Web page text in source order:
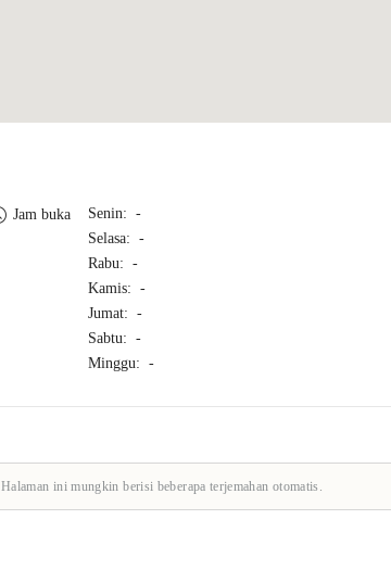
Jam buka
Senin: -
Selasa: -
Rabu: -
Kamis: -
Jumat: -
Sabtu: -
Minggu: -
Halaman ini mungkin berisi beberapa terjemahan otomatis.